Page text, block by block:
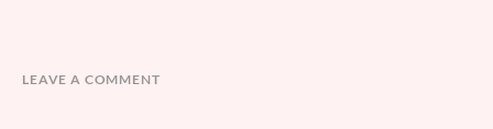
LEAVE A COMMENT